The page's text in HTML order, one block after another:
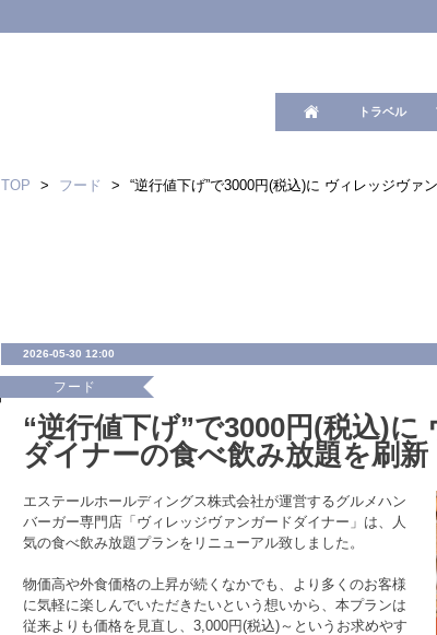
トラベル
TOP > フード > “逆行値下げ”で3000円(税込)に ヴィレッジヴァ
2026-05-30 12:00
フード
“逆行値下げ”で3000円(税込)
ダイナーの食べ飲み放題を刷新
エステールホールディングス株式会社が運営するグルメハン
バーガー専門店「ヴィレッジヴァンガードダイナー」は、人
気の食べ飲み放題プランをリニューアル致しました。
物価高や外食価格の上昇が続くなかでも、より多くのお客様
に気軽に楽しんでいただきたいという想いから、本プランは
従来よりも価格を見直し、3,000円(税込)～というお求めやす